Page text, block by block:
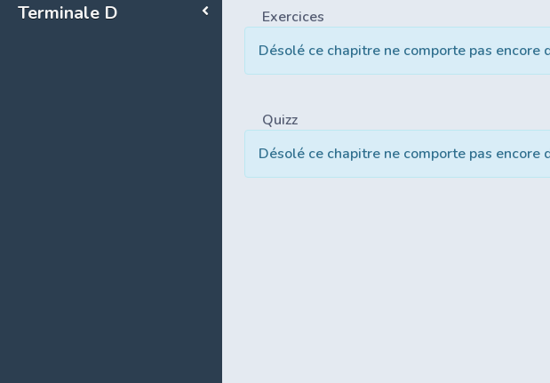
Terminale D
Exercices
Désolé ce chapitre ne comporte pas encore
Quizz
Désolé ce chapitre ne comporte pas encore